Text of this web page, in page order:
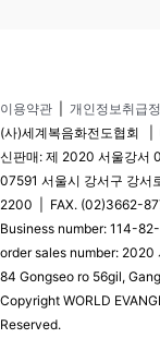
이용약관
개인정보취급
(사)세계복음화전도협회
신판매: 제 2020 서울강서
07591 서울시 강서구 강
2200 | FAX. (02)3662-
Business number: 114-
order sales number: 2020
84 Gongseo ro 56gil,
Copyright WORLD
Reserved.